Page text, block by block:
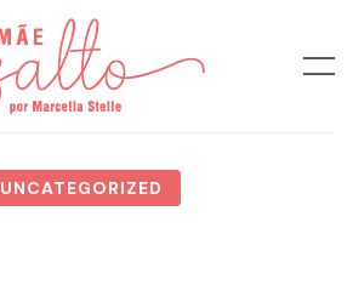
UNCATEGORIZED